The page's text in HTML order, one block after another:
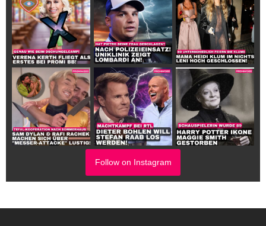
Follow on Instagram